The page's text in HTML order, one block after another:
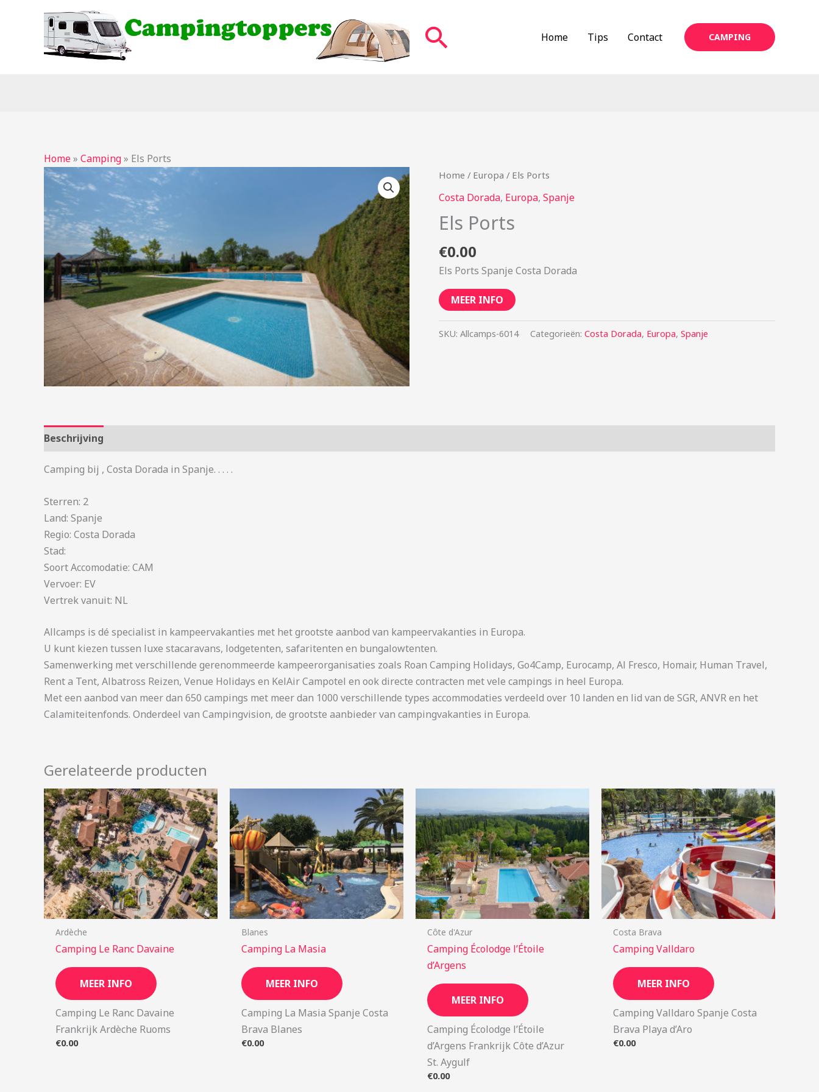
Zoeken Home Tips Contact CAMPING
Home» Camping» Els Ports
Home / Europa / Els Ports
Costa Dorada, Europa, Spanje
Els Ports
€0.00
Els Ports Spanje Costa Dorada
MEER INFO
SKU: Allcamps-6014 Categorieën: Costa Dorada, Europa, Spanje
Beschrijving
Camping bij , Costa Dorada in Spanje. . . . .
Sterren: 2
Land: Spanje
Regio: Costa Dorada
Stad:
Soort Accomodatie: CAM
Vervoer: EV
Vertrek vanuit: NL
Allcamps is dé specialist in kampeervakanties met het grootste aanbod van kampeervakanties in Europa.
U kunt kiezen tussen luxe stacaravans, lodgetenten, safaritenten en bungalowtenten.
Samenwerking met verschillende gerenommeerde kampeerorganisaties zoals Roan Camping Holidays, Go4Camp, Eurocamp, Al Fresco, Homair, Human Travel,
Rent a Tent, Albatross Reizen, Venue Holidays en KelAir Campotel en ook directe contracten met vele campings in heel Europa.
Met een aanbod van meer dan 650 campings met meer dan 1000 verschillende types accommodaties verdeeld over 10 landen en lid van de SGR, ANVR en het
Calamiteitenfonds. Onderdeel van Campingvision, de grootste aanbieder van campingvakanties in Europa.
Gerelateerde producten
Ardèche
Camping Le Ranc Davaine
MEER INFO
Camping Le Ranc Davaine
Frankrijk Ardèche Ruoms
€0.00
Blanes
Camping La Masia
MEER INFO
Camping La Masia Spanje Costa
Brava Blanes
€0.00
Côte d'Azur
Camping Écolodge l’Étoile
d’Argens
MEER INFO
Camping Écolodge l’Étoile
d’Argens Frankrijk Côte d’Azur
St. Aygulf
€0.00
Costa Brava
Camping Valldaro
MEER INFO
Camping Valldaro Spanje Costa
Brava Playa d’Aro
€0.00